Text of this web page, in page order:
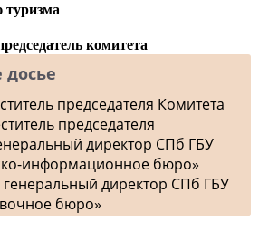
туризма
комитета
досье
председателя Комитета
председателя
директор СПб ГБУ
информационное бюро»
генеральный директор СПб ГБУ
бюро»